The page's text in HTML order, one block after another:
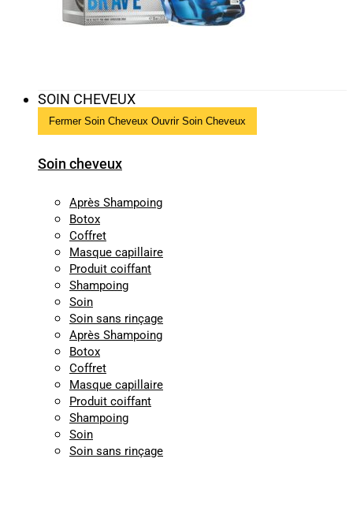
SOIN CHEVEUX
Fermer Soin Cheveux Ouvrir Soin Cheveux
Soin cheveux
Après Shampoing
Botox
Coffret
Masque capillaire
Produit coiffant
Shampoing
Soin
Soin sans rinçage
Après Shampoing
Botox
Coffret
Masque capillaire
Produit coiffant
Shampoing
Soin
Soin sans rinçage